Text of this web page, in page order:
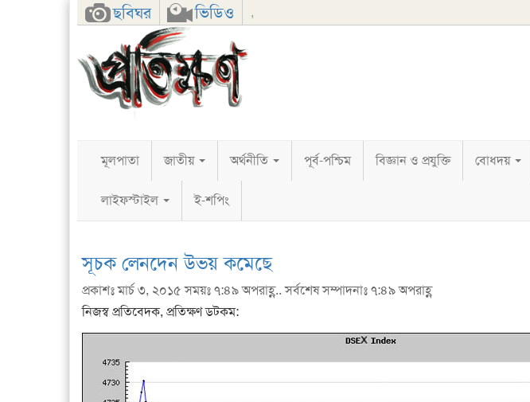
ছবিঘর ভিডিও ,
FacebookTwitterGoogle+
মূলপাতা জাতীয় অর্থনীতি পূর্ব-পশ্চিম বিজ্ঞান ও প্রযুক্তি বোধদয়
লাইফস্টাইল ই-শপিং
সূচক লেনদেন উভয় কমেছে
প্রকাশঃ মার্চ ৩, ২০১৫ সময়ঃ ৭:৪৯ অপরাহ্ণ.. সর্বশেষ সম্পাদনাঃ ৭:৪৯ অপরাহ্ণ
নিজস্ব প্রতিবেদক, প্রতিক্ষণ ডটকম: